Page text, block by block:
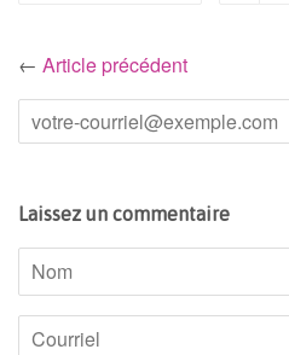
← Article précédent
Laissez un commentaire
Nom
Courriel